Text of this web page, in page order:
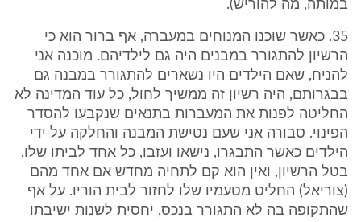
במותה, מה להוריש).
35. כאשר שוכנו המנוחים במעברה, אף ברור הוא כי
הרשיון להתגורר במבנים היה גם לילדיהם. מוכנה אני
להניח, שאם הילדים היו נשארים להתגורר במבנה גם
בבגרותם, היה רשיון זה ממשיך לחול, כל עוד המדינה לא
החליטה לפנות את המעברות בתנאים שנקבעו להסדר
הפינוי. סבורה אני שעם נטישת המבנה והחלקה על ידי
הילדים כאשר התבגרו, נישאו ועזבו, כל אחד לביתו שלו,
בטל הרשיון, ואין הוא קם לתחיה מחדש אם אחד מהם
(צוריאל) החליט מטעמיו שלו לחזור לבית הוריו. על אף
שהתקופה בה לא התגורר בנכס, יחסית לשנות ישיבתו